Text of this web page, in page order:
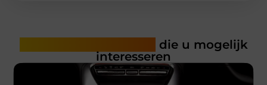
die u mogelijk
interesseren